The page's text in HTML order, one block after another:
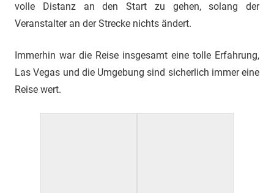
volle Distanz an den Start zu gehen, solang der
Veranstalter an der Strecke nichts ändert.
Immerhin war die Reise insgesamt eine tolle Erfahrung,
Las Vegas und die Umgebung sind sicherlich immer eine
Reise wert.